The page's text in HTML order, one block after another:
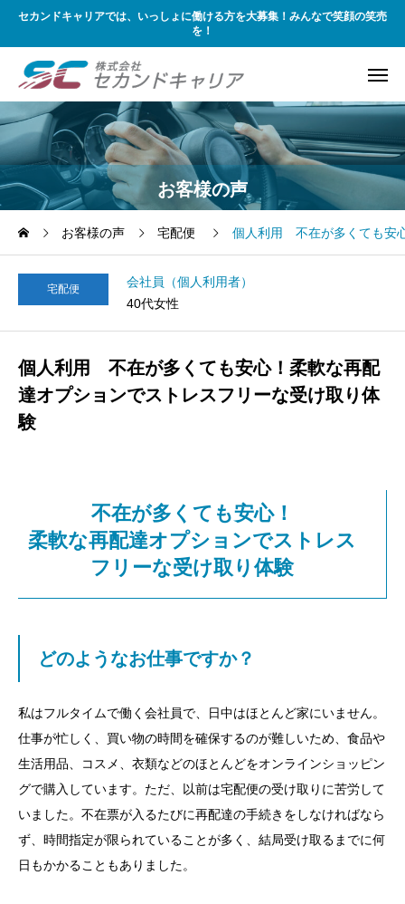
セカンドキャリアでは、いっしょに働ける方を大募集！みんなで笑顔の笑売
を！
お客様の声
お客様の声 宅配便 個人利用 不在が多くても安
宅配便
会社員（個人利用者）
40代女性
個人利用 不在が多くても安心！柔軟な再配
達オプションでストレスフリーな受け取り体
験
不在が多くても安心！
柔軟な再配達オプションでストレス
フリーな受け取り体験
どのようなお仕事ですか？
私はフルタイムで働く会社員で、日中はほとんど家にいません。
仕事が忙しく、買い物の時間を確保するのが難しいため、食品や
生活用品、コスメ、衣類などのほとんどをオンラインショッピン
グで購入しています。ただ、以前は宅配便の受け取りに苦労して
いました。不在票が入るたびに再配達の手続きをしなければなら
ず、時間指定が限られていることが多く、結局受け取るまでに何
日もかかることもありました。